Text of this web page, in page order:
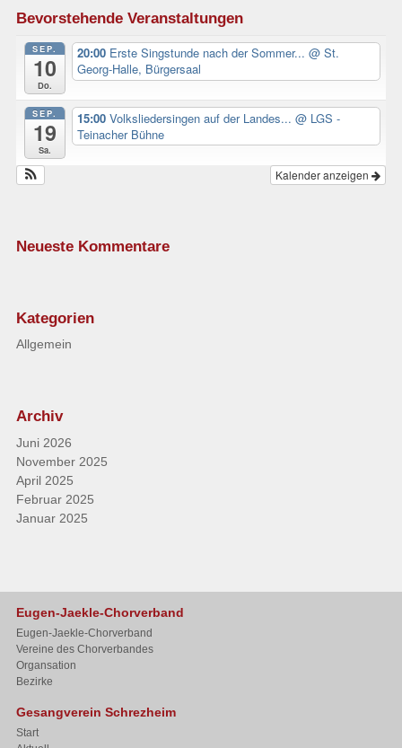
Bevorstehende Veranstaltungen
SEP.
10
Do.
20:00 Erste Singstunde nach der Sommer...@ St.
Georg-Halle, Bürgersaal
SEP.
19
Sa.
15:00Volksliedersingen auf der Landes...@ LGS -
Teinacher Bühne
Kalender anzeigen
Neueste Kommentare
Kategorien
Allgemein
Archiv
Juni 2026
November 2025
April 2025
Februar 2025
Januar 2025
Eugen-Jaekle-Chorverband
Eugen-Jaekle-Chorverband
Vereine des Chorverbandes
Organsation
Bezirke
Gesangverein Schrezheim
Start